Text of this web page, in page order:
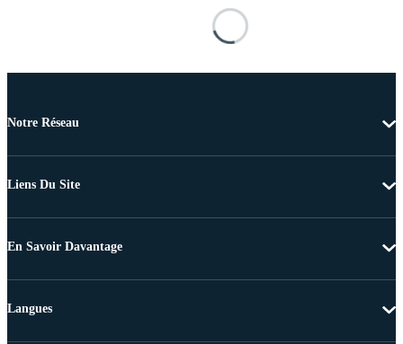
Notre Réseau
Liens Du Site
En Savoir Davantage
Langues